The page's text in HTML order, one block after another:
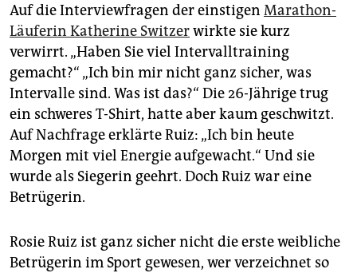
Auf die Interviewfragen der einstigen Marathon-
Läuferin Katherine Switzerwirkte sie kurz
verwirrt. „Haben Sie viel Intervalltraining
gemacht?“ „Ich bin mir nicht ganz sicher, was
Intervalle sind. Was ist das?“ Die 26-Jährige trug
ein schweres T-Shirt, hatte aber kaum geschwitzt.
Auf Nachfrage erklärte Ruiz: „Ich bin heute
Morgen mit viel Energie aufgewacht.“ Und sie
wurde als Siegerin geehrt. Doch Ruiz war eine
Betrügerin.
Rosie Ruiz ist ganz sicher nicht die erste weibliche
Betrügerin im Sport gewesen, wer verzeichnet so